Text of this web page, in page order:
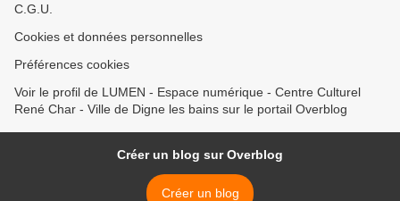
C.G.U.
Cookies et données personnelles
Préférences cookies
Voir le profil de LUMEN - Espace numérique - Centre Culturel
René Char - Ville de Digne les bains sur le portail Overblog
Créer un blog sur Overblog
Créer un blog